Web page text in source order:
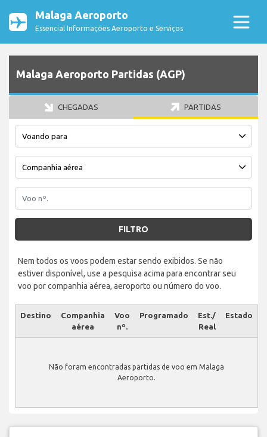
Malaga Aeroporto
Essencial Informações Aeroporto e Serviços
Malaga Aeroporto Partidas (AGP)
CHEGADAS PARTIDAS
FILTRO
Nem todos os voos podem estar sendo exibidos. Se não
estiver disponível, use a pesquisa acima para encontrar seu
voo por companhia aérea, aeroporto ou número do voo.
Destino
Companhia
aérea
Voo
nº.
Programado
Est./
Real
Estado
Não foram encontradas partidas de voo em Malaga
Aeroporto.